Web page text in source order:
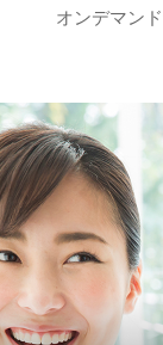
オンデマン